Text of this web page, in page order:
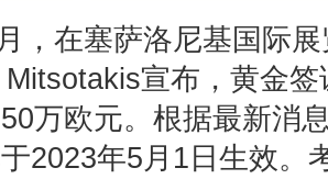
，在塞萨洛尼基国际
宣布，黄金
万欧元。根据最新消
2023年5月1日生效。